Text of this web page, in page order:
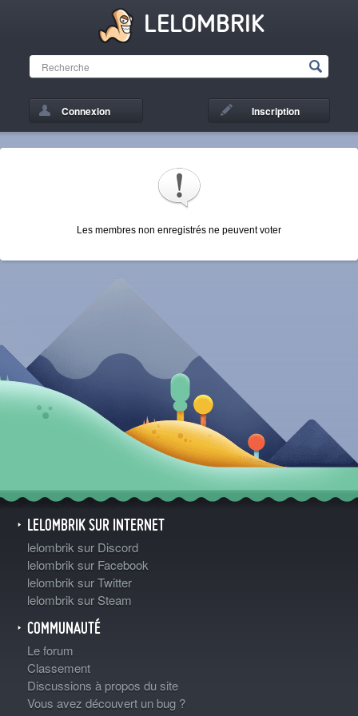
LELOMBRIK
Connexion Inscription
Les membres non enregistrés ne peuvent voter
LELOMBRIK SUR INTERNET
lelombrik sur Discord
lelombrik sur Facebook
lelombrik sur Twitter
lelombrik sur Steam
COMMUNAUTÉ
Le forum
Classement
Discussions à propos du site
Vous avez découvert un bug ?